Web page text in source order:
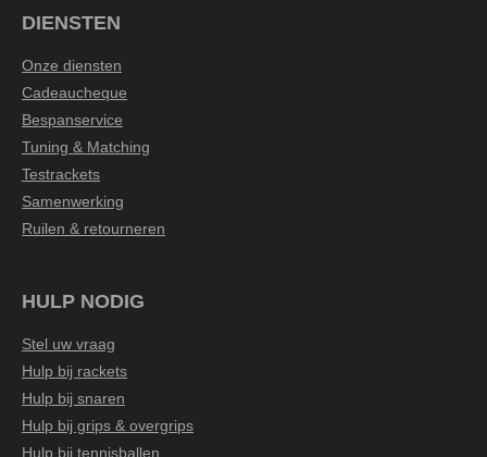
DIENSTEN
Onze diensten
Cadeaucheque
Bespanservice
Tuning & Matching
Testrackets
Samenwerking
Ruilen & retourneren
HULP NODIG
Stel uw vraag
Hulp bij rackets
Hulp bij snaren
Hulp bij grips & overgrips
Hulp bij tennisballen